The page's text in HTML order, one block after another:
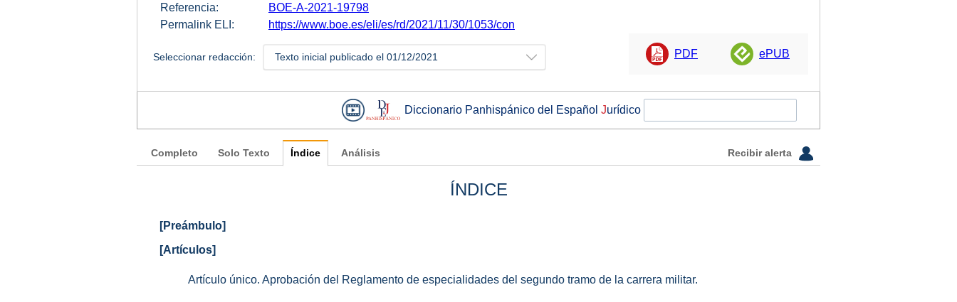
Referencia:
BOE-A-2021-19798
Permalink ELI:
https://www.boe.es/eli/es/rd/2021/11/30/1053/con
Seleccionar redacción: Texto inicial publicado el 01/12/2021 PDF ePUB
Diccionario Panhispánico del Español Jurídico
Completo Solo Texto Índice Análisis Recibir alerta
ÍNDICE
[Preámbulo]
[Artículos]
Artículo único. Aprobación del Reglamento de especialidades del segundo tramo de la carrera militar.